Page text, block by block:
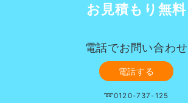
お見積もり無料
電話でお問い合わせ
電話する
➿0120-737-125